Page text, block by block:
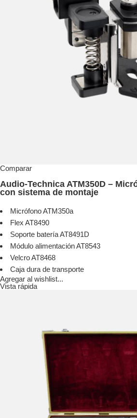
Comparar
Audio-Technica ATM350D –
con sistema de montaje
Micrófono ATM350a
Flex AT8490
Soporte batería AT8491D
Módulo alimentación AT8543
Velcro AT8468
Caja dura de transporte
Agregar al wishlist...
Vista rápida